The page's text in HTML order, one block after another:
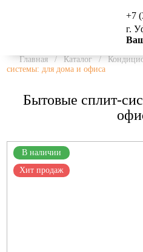
+7
г.
Главная / Каталог /
системы: для дома и офиса
Бытовые сплит-
В наличии
Хит продаж